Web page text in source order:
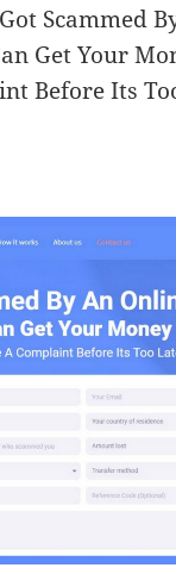
Scammed
Get Your
Before Its